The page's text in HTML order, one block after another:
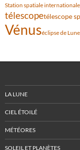
Station spatiale internationale
télescopetélescope
Vénuséclipse de Lune
LA LUNE
CIEL ÉTOILÉ
MÉTÉORES
SOLEIL ET PLANÈTES